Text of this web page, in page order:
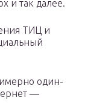
и так далее.
ТИЦ и
один-
—